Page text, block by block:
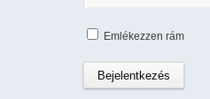
Emlékezzen rám